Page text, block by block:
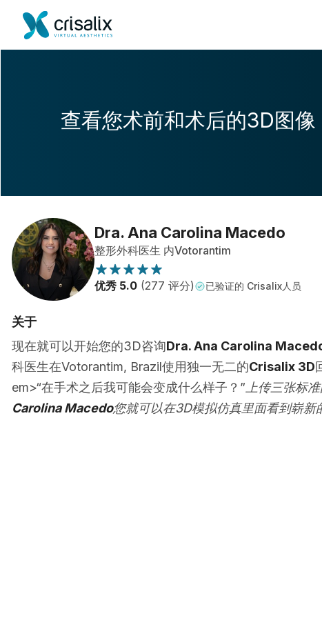
查看您术前和术后的3D图像
Dra. Ana Carolina Macedo
整形外科医生 内Votorantim
优秀 5.0 (277 评分) 已验证的 Crisalix人员
关于
现在就可以开始您的3D咨询Dra. Ana Carolina
科医生在Votorantim, Brazil使用独一无二的Crisalix 3D
em>“在手术之后我可能会变成什么样子？” 上传三张标
Carolina Macedo您就可以在3D模拟仿真里面看到崭新